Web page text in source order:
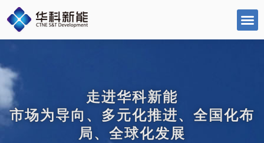
至
走进华科新能
市场为导向、多元化推进、全国化布
局、全球化发展